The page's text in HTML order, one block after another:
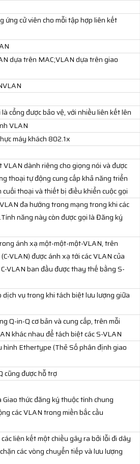
ứng cử viên cho mỗi tập hợp liên kết
dựa trên MAC;VLAN dựa trên giao
cổng được bảo vệ, với nhiều liên kết lên
VLAN
máy khách 802.1x
dành riêng cho giọng nói và được
thoại tự động cung cấp khả năng triển
thoại và thiết bị điều khiển cuộc gọi
đa hướng trong mạng trong khi các
năng này còn được gọi là Đăng ký
ánh xạ một-một-một-VLAN, trên
VLAN) được ánh xạ tới các VLAN của
VLAN ban đầu được thay thế bằng S-
vụ trong khi tách biệt lưu lượng giữa
Q-in-Q cơ bản và cung cấp, trên mỗi
khác nhau để tách biệt các S-VLAN
hình Ethertype (Thẻ Số phân định giao
cũng được hỗ trợ
thức đăng ký thuộc tính chung
các VLAN trong miền bắc cầu
liên kết một chiều gây ra bởi lỗi đi dây
các vòng chuyển tiếp và lưu lượng